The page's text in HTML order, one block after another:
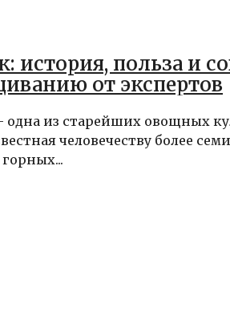
история, польза и
от экспертов
одна из старейших овощных
человечеству более